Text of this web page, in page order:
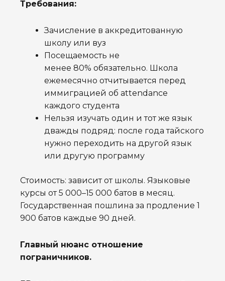
Требования:
Зачисление в аккредитованную
школу или вуз
Посещаемость не
менее 80% обязательно. Школа
ежемесячно отчитывается перед
иммиграцией об attendance
каждого студента
Нельзя изучать один и тот же язык
дважды подряд: после года тайского
нужно переходить на другой язык
или другую программу
Стоимость: зависит от школы. Языковые
курсы от 5 000–15 000 батов в месяц.
Государственная пошлина за продление 1
900 батов каждые 90 дней.
Главный нюанс отношение
пограничников.